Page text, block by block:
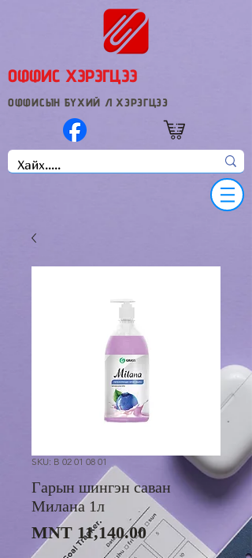
ОФФИС ХЭРЭГЦЭЭ
ОФФИСЫН БҮХИЙ Л ХЭРЭГЦЭЭ
SKU: B 02 01 08 01
Гарын шингэн саван
Милана 1л
MNT 11,140.00Price